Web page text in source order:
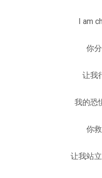
I am
你
让我
我的恐
你
让我站